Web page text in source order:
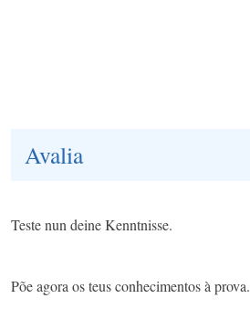
Avalia
Teste nun deine Kenntnisse.​
Põe agora os teus conhecimentos à prova.